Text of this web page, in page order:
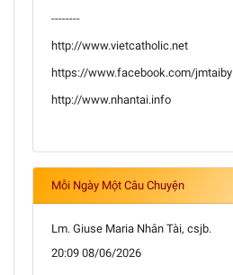
--------
http://www.vietcatholic.net
https://www.facebook.com/jmtaiby
http://www.nhantai.info
Mỗi Ngày Một Câu Chuyện
Lm. Giuse Maria Nhân Tài, csjb.
20:09 08/06/2026